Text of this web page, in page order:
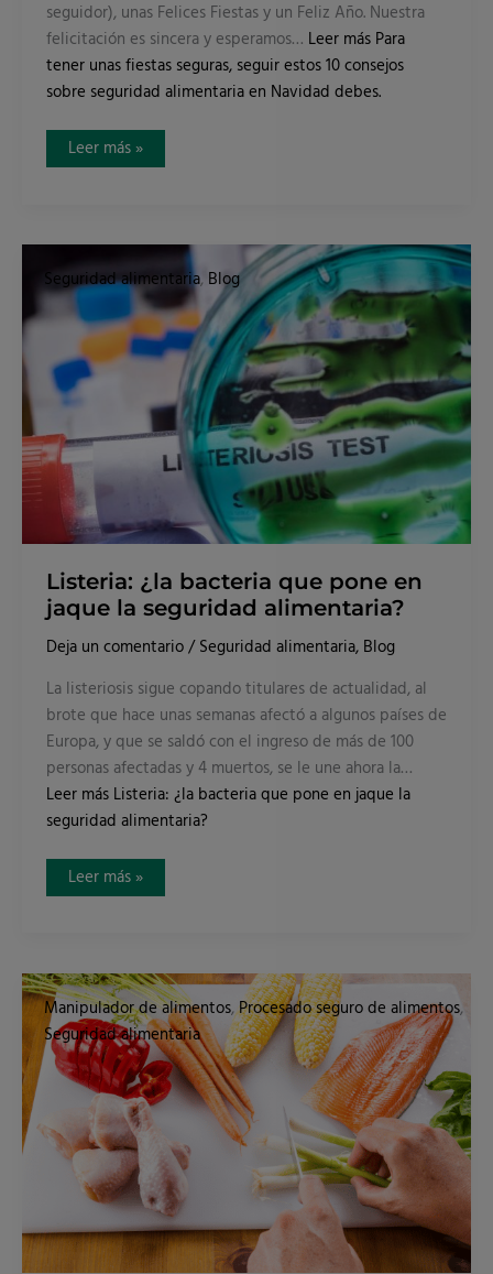
seguidor), unas Felices Fiestas y un Feliz Año. Nuestra
felicitación es sincera y esperamos… Leer másPara
tener unas fiestas seguras, seguir estos 10 consejos
sobre seguridad alimentaria en Navidad debes.
Leer más »
Seguridad alimentaria, Blog
Listeria: ¿la bacteria que pone en
jaque la seguridad alimentaria?
Deja un comentario / Seguridad alimentaria, Blog
La listeriosis sigue copando titulares de actualidad, al
brote que hace unas semanas afectó a algunos países de
Europa, y que se saldó con el ingreso de más de 100
personas afectadas y 4 muertos, se le une ahora la…
Leer másListeria: ¿la bacteria que pone en jaque la
seguridad alimentaria?
Listeria:
¿la
bacteria
que
pone
en
jaque
la
seguridad
alimentaria?
Leer más »
Manipulador de alimentos,Procesado seguro de alimentos,
Seguridad alimentaria
10
falsos
mitos
sobre
seguridad
alimentaria
que
no
debes
creer.